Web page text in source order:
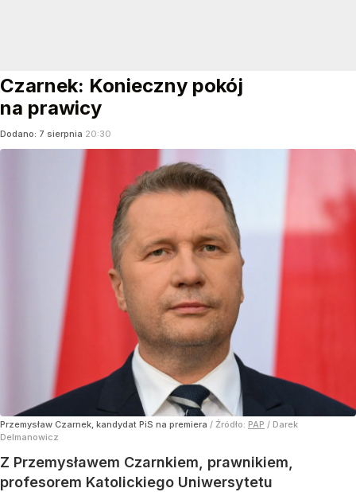
Czarnek: Konieczny pokój
na prawicy
Dodano: 7 sierpnia 20:30
Przemysław Czarnek, kandydat PiS na premiera / Źródło: PAP / Darek
Delmanowicz
Z Przemysławem Czarnkiem, prawnikiem,
profesorem Katolickiego Uniwersytetu